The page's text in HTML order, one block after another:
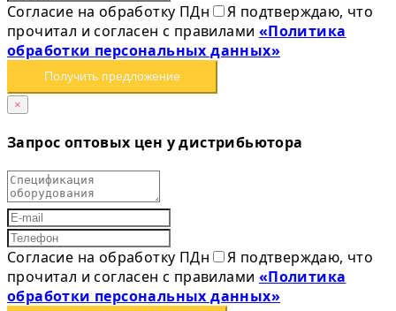
Согласие на обработку ПДн
Я подтверждаю, что
прочитал и согласен с правилами «Политика
обработки персональных данных»
Получить предложение
×
Запрос оптовых цен у дистрибьютора
Согласие на обработку ПДн
Я подтверждаю, что
прочитал и согласен с правилами «Политика
обработки персональных данных»